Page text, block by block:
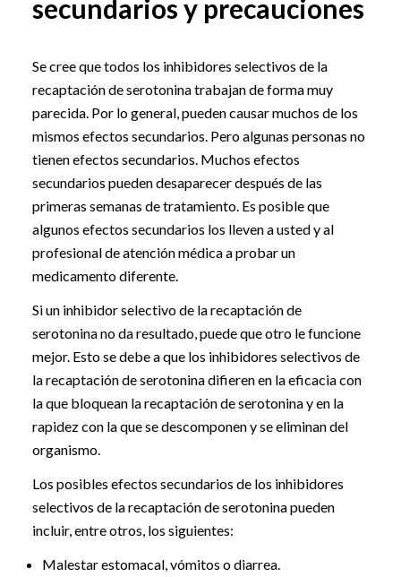
secundarios y precauciones
Se cree que todos los inhibidores selectivos de la
recaptación de serotonina trabajan de forma muy
parecida. Por lo general, pueden causar muchos de los
mismos efectos secundarios. Pero algunas personas no
tienen efectos secundarios. Muchos efectos
secundarios pueden desaparecer después de las
primeras semanas de tratamiento. Es posible que
algunos efectos secundarios los lleven a usted y al
profesional de atención médica a probar un
medicamento diferente.
Si un inhibidor selectivo de la recaptación de
serotonina no da resultado, puede que otro le funcione
mejor. Esto se debe a que los inhibidores selectivos de
la recaptación de serotonina difieren en la eficacia con
la que bloquean la recaptación de serotonina y en la
rapidez con la que se descomponen y se eliminan del
organismo.
Los posibles efectos secundarios de los inhibidores
selectivos de la recaptación de serotonina pueden
incluir, entre otros, los siguientes:
Malestar estomacal, vómitos o diarrea.